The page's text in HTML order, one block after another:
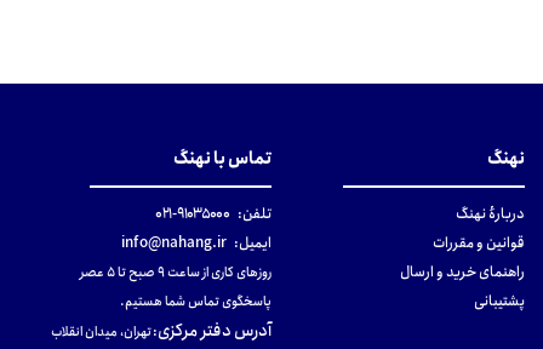
نهنگ
دربارهٔ نهنگ
قوانین و مقررات
راهنمای خرید و ارسال
پشتیبانی
تماس با نهنگ
تلفن: ۹۱۰۳۵۰۰۰-۰۲۱
ایمیل: info@nahang.ir
روزهای کاری از ساعت ۹ صبح تا ۵ عصر
پاسخگوی تماس شما هستیم.
آدرس دفتر مرکزی:تهران، میدان انقلاب